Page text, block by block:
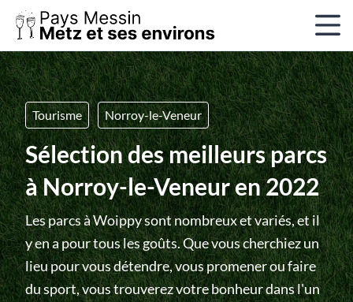
Tourisme Norroy-le-Veneur
Sélection des meilleurs parcs
à Norroy-le-Veneur en 2022
Les parcs à Woippy sont nombreux et variés, et il
y en a pour tous les goûts. Que vous cherchiez un
lieu pour vous détendre, vous promener ou faire
du sport, vous trouverez votre bonheur dans l'un